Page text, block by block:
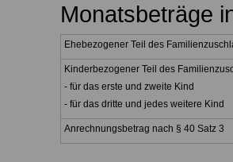
Monatsbeträge
Ehebezogener Teil des
Kinderbezogener Teil des
- für das erste und zweite Kind
- für das dritte und jedes weitere Kind
Anrechnungsbetrag nach § 40 Satz 3